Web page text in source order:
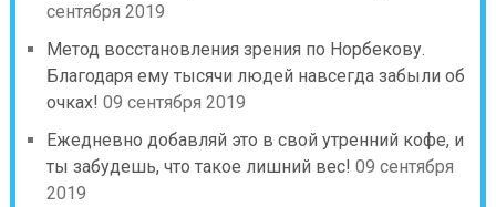
сентября 2019
Метод восстановления зрения по Норбекову.
Благодаря ему тысячи людей навсегда забыли об
очках! 09 сентября 2019
Ежедневно добавляй это в свой утренний кофе, и
ты забудешь, что такое лишний вес! 09 сентября
2019